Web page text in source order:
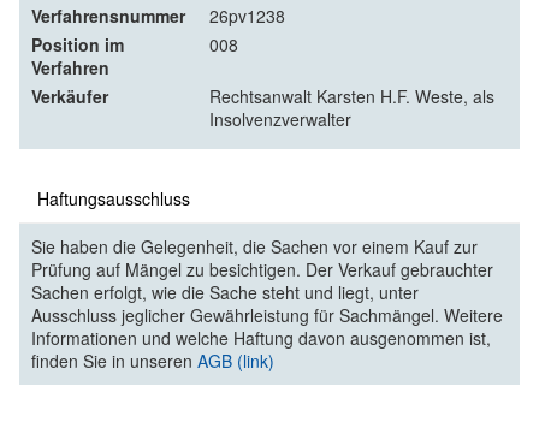
Verfahrensnummer
26pv1238
Position im
Verfahren
008
Verkäufer
Rechtsanwalt Karsten H.F. Weste, als
Insolvenzverwalter
Haftungsausschluss
Sie haben die Gelegenheit, die Sachen vor einem Kauf zur
Prüfung auf Mängel zu besichtigen. Der Verkauf gebrauchter
Sachen erfolgt, wie die Sache steht und liegt, unter
Ausschluss jeglicher Gewährleistung für Sachmängel. Weitere
Informationen und welche Haftung davon ausgenommen ist,
finden Sie in unseren AGB (link)